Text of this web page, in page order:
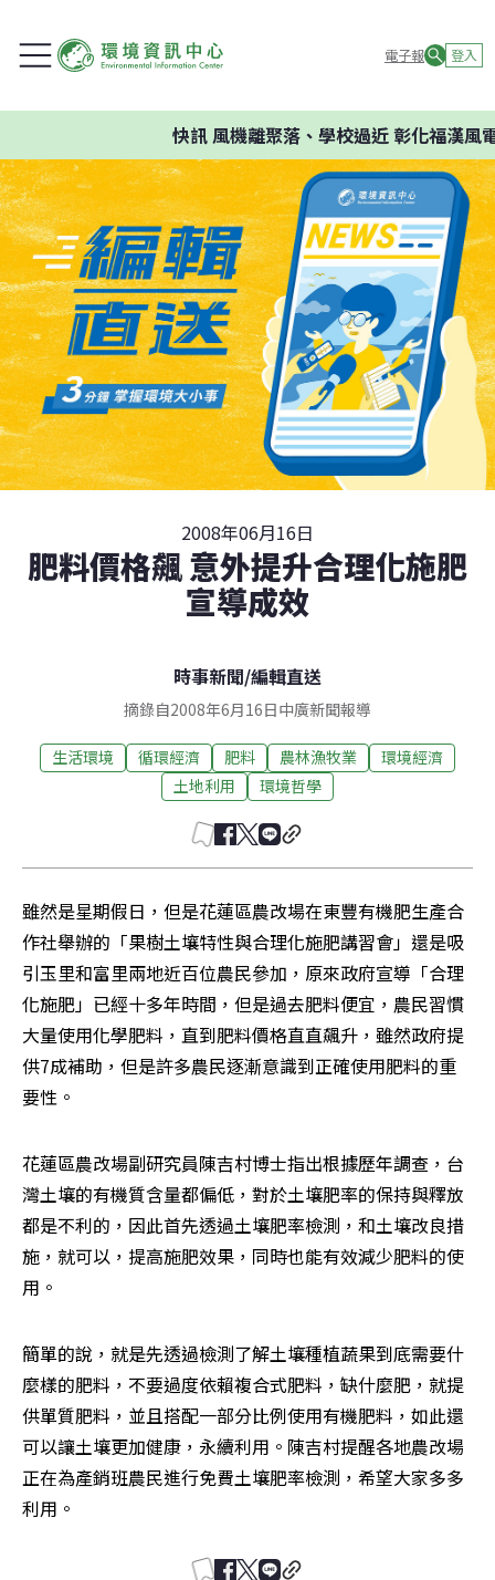
電子報 登入
快訊風機離聚落、學校過近 彰化福漢風電
2008年06月16日
肥料價格飆 意外提升合理化施肥
宣導成效
時事新聞/編輯直送
摘錄自2008年6月16日中廣新聞報導
生活環境 循環經濟 肥料 農林漁牧業
環境經濟
土地利用
環境哲學
雖然是星期假日，但是花蓮區農改場在東豐有機肥生產合
作社舉辦的「果樹土壤特性與合理化施肥講習會」還是吸
引玉里和富里兩地近百位農民參加，原來政府宣導「合理
化施肥」已經十多年時間，但是過去肥料便宜，農民習慣
大量使用化學肥料，直到肥料價格直直飆升，雖然政府提
供7成補助，但是許多農民逐漸意識到正確使用肥料的重
要性。
花蓮區農改場副研究員陳吉村博士指出根據歷年調查，台
灣土壤的有機質含量都偏低，對於土壤肥率的保持與釋放
都是不利的，因此首先透過土壤肥率檢測，和土壤改良措
施，就可以，提高施肥效果，同時也能有效減少肥料的使
用。
簡單的說，就是先透過檢測了解土壤種植蔬果到底需要什
麼樣的肥料，不要過度依賴複合式肥料，缺什麼肥，就提
供單質肥料，並且搭配一部分比例使用有機肥料，如此還
可以讓土壤更加健康，永續利用。陳吉村提醒各地農改場
正在為產銷班農民進行免費土壤肥率檢測，希望大家多多
利用。